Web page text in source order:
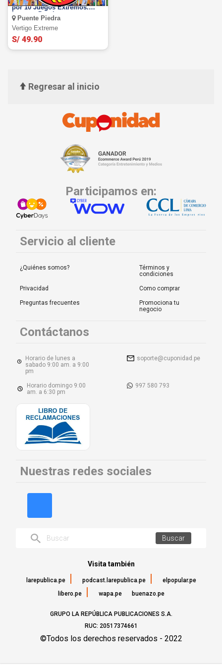
por 10 Juegos Extremos.
Lunes a Domingo
Puente Piedra
Vertigo Extreme
S/ 49.90
Regresar al inicio
Participamos en:
Servicio al cliente
¿Quiénes somos?
Términos y
condiciones
Privacidad Como comprar
Preguntas frecuentes
Promociona tu
negocio
Contáctanos
Horario de lunes a
sabado 9:00 am. a 9:00
pm
soporte@cuponidad.pe
Horario domingo 9:00
am. a 6:30 pm
997 580 793
Nuestras redes sociales
Buscar
Visita también
larepublica.pe podcast.larepublica.pe
elpopular.pe
libero.pe
wapa.pe buenazo.pe
GRUPO LA REPÚBLICA PUBLICACIONES S.A.
RUC: 20517374661
©Todos los derechos reservados - 2022